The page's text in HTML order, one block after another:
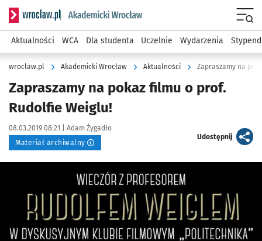
Serwis informacyjny wroclaw.pl podserwis: Akademicki
Aktualności WCA Dla studenta Uczelnie Wydarzenia
wroclaw.pl Akademicki Wrocław Aktualności Zapraszamy na
Zapraszamy na pokaz filmu o prof.
Rudolfie Weiglu!
Data publikacji:
08.03.2019 08:21 | Autor:
Adam Żygadło
Materiał archiwalny
Udostępnijartykuł